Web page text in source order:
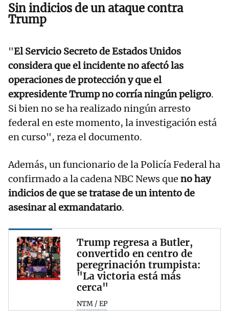
Sin indicios de un ataque contra
Trump
"El Servicio Secreto de Estados Unidos
considera que el incidente no afectó las
operaciones de protección y que el
expresidente Trump no corría ningún peligro.
Si bien no se ha realizado ningún arresto
federal en este momento, la investigación está
en curso", reza el documento.
Además, un funcionario de la Policía Federal ha
confirmado a la cadena NBC News que no hay
indicios de que se tratase de un intento de
asesinar al exmandatario.
Trump regresa a Butler,
convertido en centro de
peregrinación trumpista:
"La victoria está más
cerca"
NTM / EP